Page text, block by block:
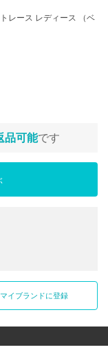
レース レディース （ベ
品可能です
マイブランドに登録